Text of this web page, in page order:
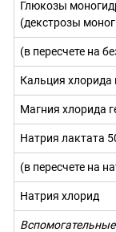
Глюкозы
(декстрозы
(в пересчете на
Кальция хлорида
Магния хлорида
Натрия лактата
(в пересчете на
Натрия хлорид